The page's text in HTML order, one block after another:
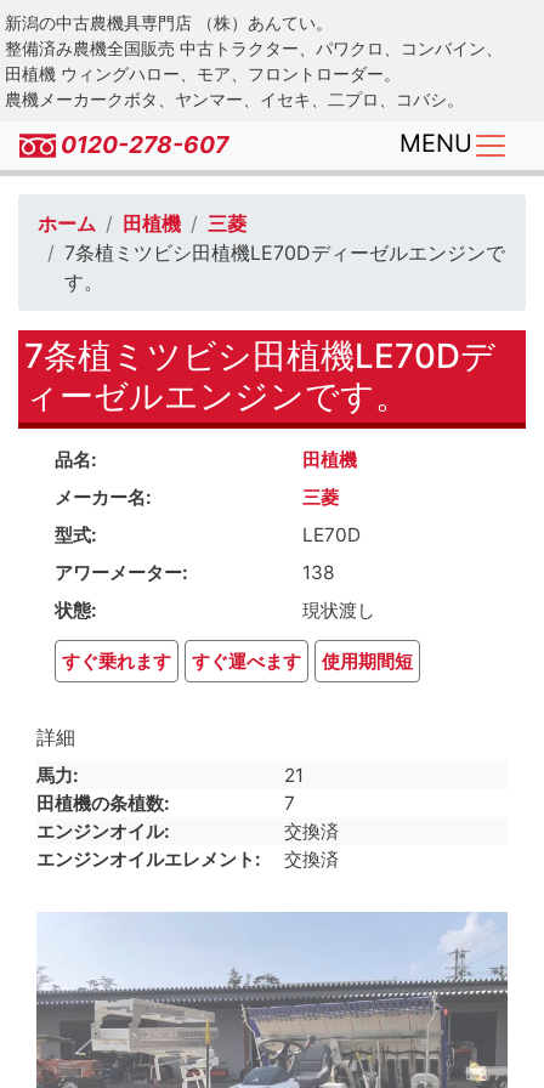
Skip
to
main
content
新潟の中古農機具専門店 （株）あんてい。
整備済み農機全国販売 中古トラクター、パワクロ、コンバイン、
田植機 ウィングハロー、モア、フロントローダー。
農機メーカークボタ、ヤンマー、イセキ、二プロ、コバシ。
0120-278-607 MENU
ホーム 田植機
三菱
7条植ミツビシ田植機LE70Dディーゼルエンジンで
す。
7条植ミツビシ田植機LE70Dデ
ィーゼルエンジンです。
品名
田植機
メーカー名
三菱
型式
LE70D
アワーメーター
138
状態
現状渡し
すぐ乗れます すぐ運べます 使用期間短
詳細
馬力
21
田植機の条植数
7
エンジンオイル
交換済
エンジンオイルエレメント
交換済